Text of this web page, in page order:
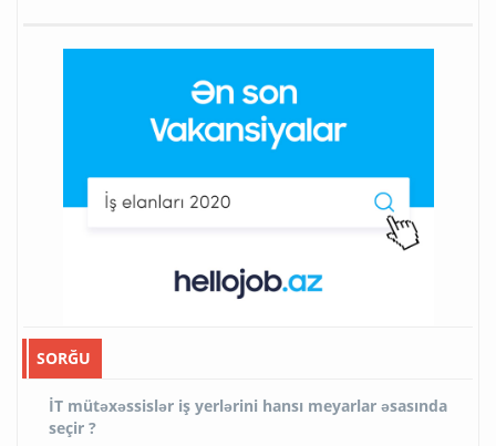
SORĞU
İT mütəxəssislər iş yerlərini hansı meyarlar əsasında
seçir ?